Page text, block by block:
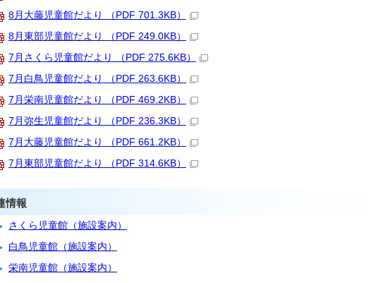
8月大藤児童館だより （PDF 701.3KB）
8月東部児童館だより （PDF 249.0KB）
7月さくら児童館だより （PDF 275.6KB）
7月白鳥児童館だより （PDF 263.6KB）
7月栄南児童館だより （PDF 469.2KB）
7月弥生児童館だより （PDF 236.3KB）
7月大藤児童館だより （PDF 661.2KB）
7月東部児童館だより （PDF 314.6KB）
情報
さくら児童館（施設案内）
白鳥児童館（施設案内）
栄南児童館（施設案内）